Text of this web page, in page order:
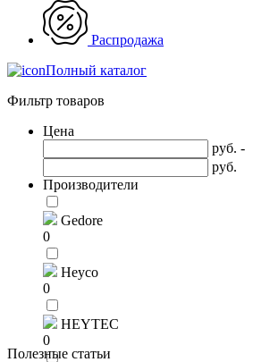
Распродажа
Полный каталог
Фильтр товаров
Цена
руб. -
руб.
Производители
Gedore
0
Heyco
0
HEYTEC
0
Полезные статьи